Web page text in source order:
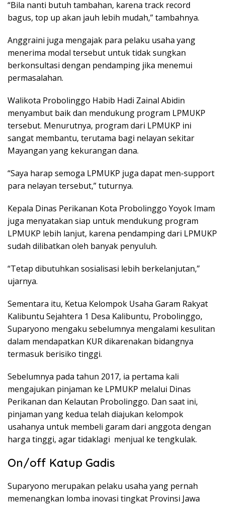
“Bila nanti butuh tambahan, karena track record
bagus, top up akan jauh lebih mudah,” tambahnya.
Anggraini juga mengajak para pelaku usaha yang
menerima modal tersebut untuk tidak sungkan
berkonsultasi dengan pendamping jika menemui
permasalahan.
Walikota Probolinggo Habib Hadi Zainal Abidin
menyambut baik dan mendukung program LPMUKP
tersebut. Menurutnya, program dari LPMUKP ini
sangat membantu, terutama bagi nelayan sekitar
Mayangan yang kekurangan dana.
“Saya harap semoga LPMUKP juga dapat men-support
para nelayan tersebut,” tuturnya.
Kepala Dinas Perikanan Kota Probolinggo Yoyok Imam
juga menyatakan siap untuk mendukung program
LPMUKP lebih lanjut, karena pendamping dari LPMUKP
sudah dilibatkan oleh banyak penyuluh.
“Tetap dibutuhkan sosialisasi lebih berkelanjutan,”
ujarnya.
Sementara itu, Ketua Kelompok Usaha Garam Rakyat
Kalibuntu Sejahtera 1 Desa Kalibuntu, Probolinggo,
Suparyono mengaku sebelumnya mengalami kesulitan
dalam mendapatkan KUR dikarenakan bidangnya
termasuk berisiko tinggi.
Sebelumnya pada tahun 2017, ia pertama kali
mengajukan pinjaman ke LPMUKP melalui Dinas
Perikanan dan Kelautan Probolinggo. Dan saat ini,
pinjaman yang kedua telah diajukan kelompok
usahanya untuk membeli garam dari anggota dengan
harga tinggi, agar tidaklagi menjual ke tengkulak.
On/off Katup Gadis
Suparyono merupakan pelaku usaha yang pernah
memenangkan lomba inovasi tingkat Provinsi Jawa